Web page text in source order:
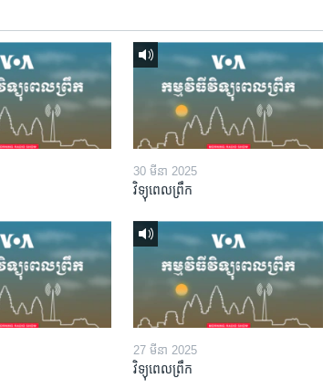
30 មីនា 2025
វិទ្យុពេលព្រឹក
27 មីនា 2025
វិទ្យុពេលព្រឹក